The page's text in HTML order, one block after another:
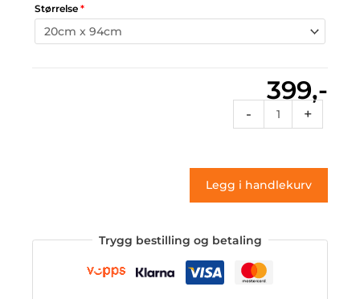
Størrelse *
399,-
-
084
antall
+
Legg i handlekurv
Trygg bestilling og betaling